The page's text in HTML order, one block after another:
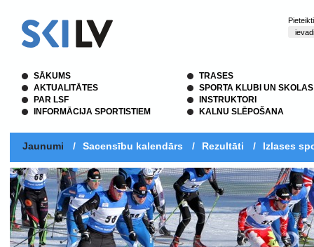
SĀKUMS
AKTUALITĀTES
PAR LSF
INFORMĀCIJA SPORTISTIEM
TRASES
SPORTA KLUBI UN SKOLAS
INSTRUKTORI
KALNU SLĒPOŠANA
Jaunumi / Sacensību kalendārs / Rezultāti / Izlases